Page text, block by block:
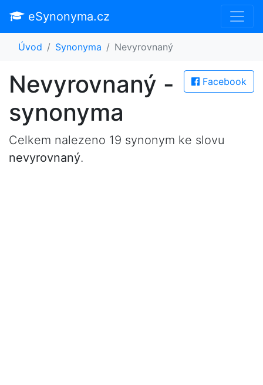
eSynonyma.cz
Úvod Synonyma Nevyrovnaný
Facebook
Nevyrovnaný -
synonyma
Celkem nalezeno 19 synonym ke slovu
nevyrovnaný.